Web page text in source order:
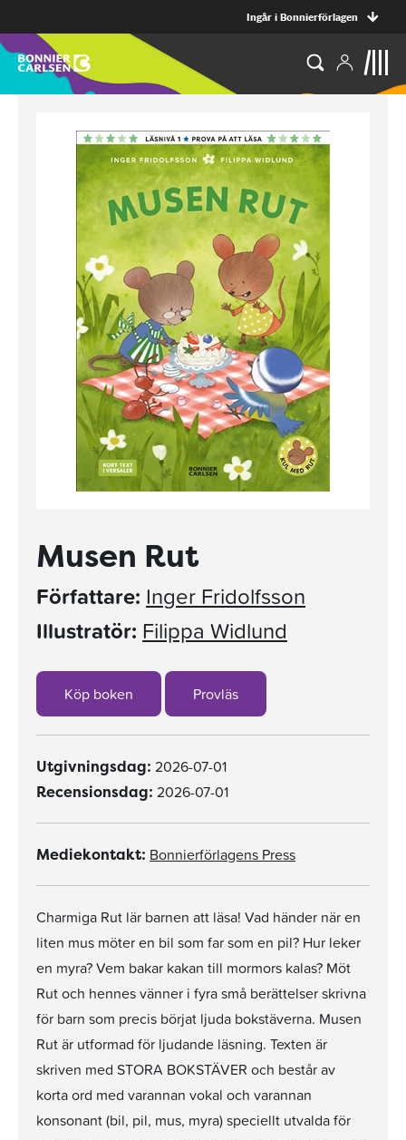
Ingår i Bonnierförlagen
Musen Rut
Författare: Inger Fridolfsson
Illustratör: Filippa Widlund
Köp boken Provläs
Utgivningsdag: 2026-07-01
Recensionsdag: 2026-07-01
Mediekontakt: Bonnierförlagens Press
Charmiga Rut lär barnen att läsa! Vad händer när en
liten mus möter en bil som far som en pil? Hur leker
en myra? Vem bakar kakan till mormors kalas? Möt
Rut och hennes vänner i fyra små berättelser skrivna
för barn som precis börjat ljuda bokstäverna. Musen
Rut är utformad för ljudande läsning. Texten är
skriven med STORA BOKSTÄVER och består av
korta ord med varannan vokal och varannan
konsonant (bil, pil, mus, myra) speciellt utvalda för